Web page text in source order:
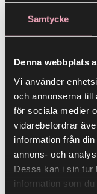
Samtycke
Denna webbplats
Vi använder
och annonserna till
för sociala medier
vidarebefordrar
information från
annons- och
Dessa kan i sin tur
information som
30
Innerstan
- 31 juli
28
Lindens övre plan
Beyond Retro
28 maj